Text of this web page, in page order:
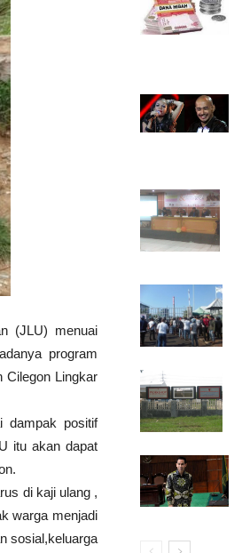
(JLU) menuai
program
Cilegon Lingkar
dampak positif
itu akan dapat
di kaji ulang ,
warga menjadi
sosial,keluarga